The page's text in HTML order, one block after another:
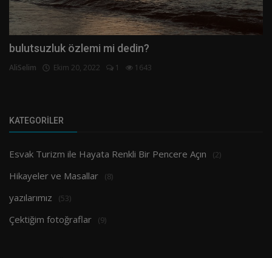
bulutsuzluk özlemi mi dedin?
AliSelim Ekim 20, 2022 1 1643
KATEGORILER
Esvak Turizm ile Hayata Renkli Bir Pencere Açın (2)
Hikayeler ve Masallar (8)
yazılarımız (53)
Çektiğim fotoğraflar (9)